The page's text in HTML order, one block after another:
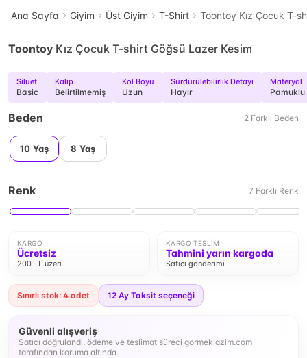
Ana Sayfa Giyim Üst Giyim T-Shirt Toontoy Kız Çocuk T-
Toontoy Kız Çocuk T-shirt Göğsü Lazer Kesim
Siluet
Basic
Kalıp
Belirtilmemiş
Kol Boyu
Uzun
Sürdürülebilirlik Detayı
Hayır
Materyal
Pamuklu
Beden 2 Farklı Beden
10 Yaş 8 Yaş
Renk 7 Farklı Renk
KARGO
Ücretsiz
200 TL üzeri
KARGO TESLIM
Tahmini yarın kargoda
Satıcı gönderimi
Sınırlı stok: 4 adet 12 Ay Taksit seçeneği
Güvenli alışveriş
Satıcı doğrulandı, ödeme ve teslimat süreci gormeklazim.com
tarafından koruma altında.